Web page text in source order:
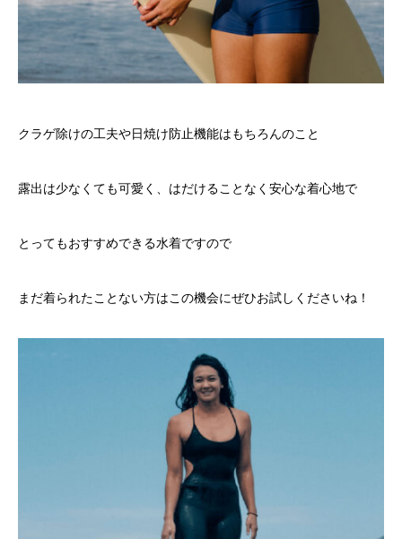
クラゲ除けの工夫や日焼け防止機能はもちろんのこと
露出は少なくても可愛く、はだけることなく安心な着心地で
とってもおすすめできる水着ですので
まだ着られたことない方はこの機会にぜひお試しくださいね！